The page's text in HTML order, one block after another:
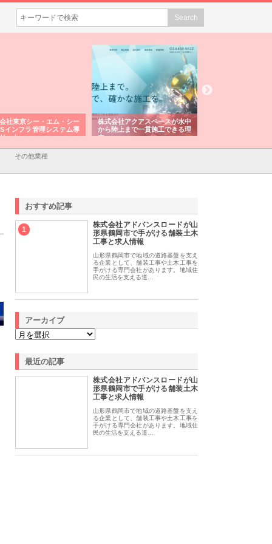
社東京シー・エム・シー
インフラ管理システム導
ット
株式会社アクアスペースが水中
から陸上まで一貫施工できる理
由
その他業種
おすすめ記事
1
株式会社アドバンスロードが山
形県鶴岡市で手がける舗装土木
工事と求人情報
山形県鶴岡市で地域の道路基盤を支え
る企業として、舗装工事や土木工事を
手がける専門会社があります。地域住
民の生活を支える道…
アーカイブ
最近の記事
株式会社アドバンスロードが山
形県鶴岡市で手がける舗装土木
工事と求人情報
山形県鶴岡市で地域の道路基盤を支え
る企業として、舗装工事や土木工事を
手がける専門会社があります。地域住
民の生活を支える道…